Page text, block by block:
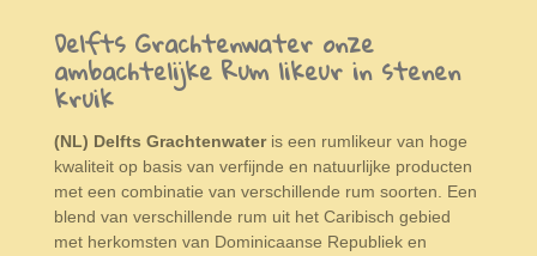
e
Delfts Grachtenwater onze
ambachtelijke Rum likeur in stenen
kruik
(NL) Delfts Grachtenwateris een rumlikeur van hoge
kwaliteit op basis van verfijnde en natuurlijke producten
met een combinatie van verschillende rum soorten. Een
blend van verschillende rum uit het Caribisch gebied
met herkomsten van Dominicaanse Republiek en